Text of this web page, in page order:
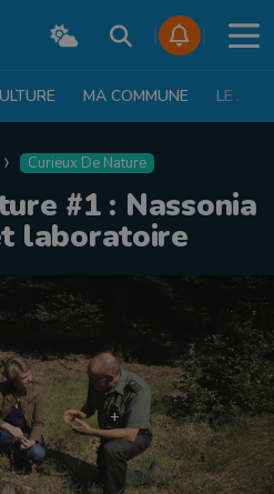
MA COMMUNE LE JT
Curieux De Nature
#1 : Nassonia
laboratoire